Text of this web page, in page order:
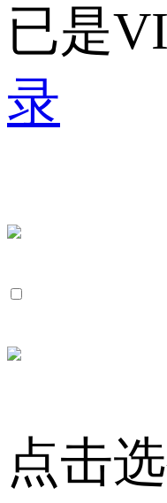
已是
录
点击